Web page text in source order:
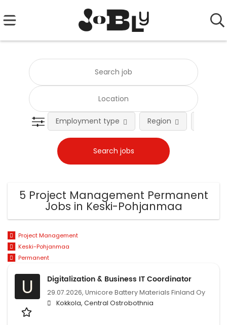
Employment type Region
5 Project Management Permanent
Jobs in Keski-Pohjanmaa
Project Management
Keski-Pohjanmaa
Permanent
U Digitalization & Business IT Coordinator
29.07.2026, Umicore Battery Materials Finland Oy
Kokkola, Central Ostrobothnia